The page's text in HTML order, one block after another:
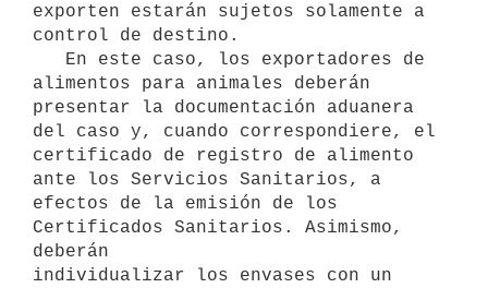
exporten estarán sujetos solamente a
control de destino.
alimentos para animales deberán
presentar la documentación aduanera
del caso y, cuando correspondiere, el
certificado de registro de alimento
ante los Servicios Sanitarios, a
efectos de la emisión de los
Certificados Sanitarios. Asimismo,
deberán
individualizar los envases con un